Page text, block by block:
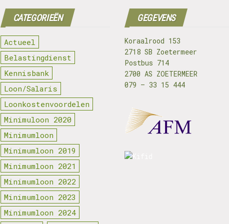
CATEGORIEËN
Actueel
Belastingdienst
Kennisbank
Loon/Salaris
Loonkostenvoordelen
Minimuloon 2020
Minimumloon
Minimumloon 2019
Minimumloon 2021
Minimumloon 2022
Minimumloon 2023
Minimumloon 2024
GEGEVENS
Koraalrood 153
2718 SB Zoetermeer
Postbus 714
2700 AS ZOETERMEER
079 – 33 15 444